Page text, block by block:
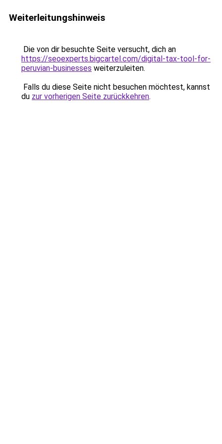
Weiterleitungshinweis
Die von dir besuchte Seite versucht, dich an
https://seoexperts.bigcartel.com/digital-tax-tool-for-
peruvian-businesses weiterzuleiten.
Falls du diese Seite nicht besuchen möchtest, kannst
du zur vorherigen Seite zurückkehren.